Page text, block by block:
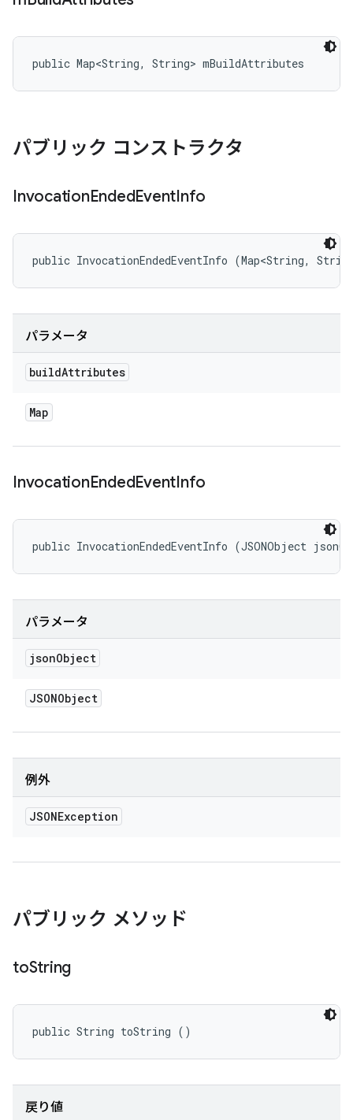
public Map<String, String> mBuildAttributes
パブリック コンストラクタ
InvocationEndedEventInfo
public InvocationEndedEventInfo (Map<String,
パラメータ
buildAttributes
Map
InvocationEndedEventInfo
public InvocationEndedEventInfo (JSONObject
パラメータ
jsonObject
JSONObject
例外
JSONException
パブリック メソッド
toString
public String toString ()
戻り値